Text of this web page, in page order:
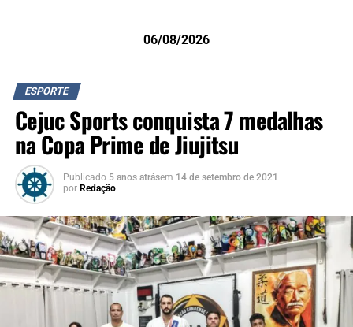
06/08/2026
ESPORTE
Cejuc Sports conquista 7 medalhas
na Copa Prime de Jiujitsu
Publicado 5 anos atrásem 14 de setembro de 2021
por Redação